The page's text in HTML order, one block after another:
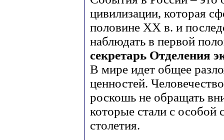
цивилизации, которая
половине ХХ в. и
наблюдать в первой
секретарь Отделения
В мире идет общее
ценностей.
роскошь не обращать
которые стали с особой
столетия.